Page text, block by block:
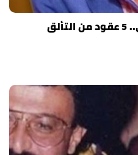
ذكرى ميلاد مصطفى فهمي.. 5 عقود من التألق